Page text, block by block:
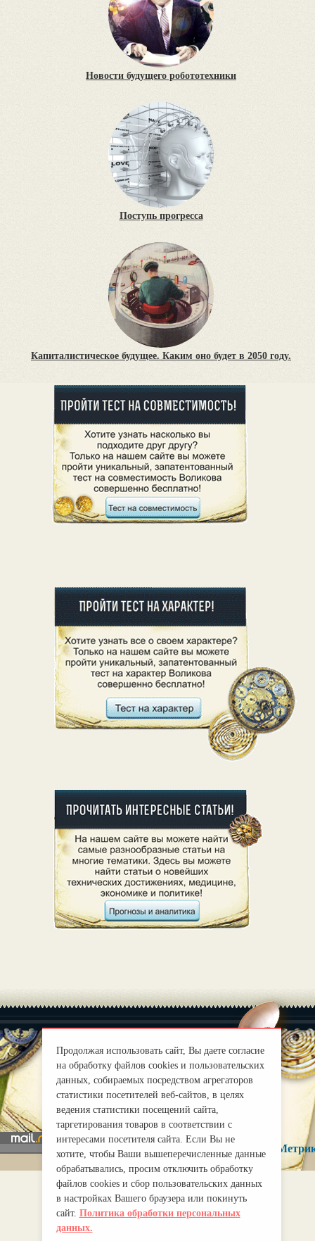
Новости будущего робототехники
Поступь прогресса
Капиталистическое будущее. Каким оно будет в 2050 году.
О нас |
Правила
mirprognoz@mail.ru
Продолжая использовать сайт, Вы даете согласие
на обработку файлов cookies и пользовательских
данных, собираемых посредством агрегаторов
статистики посетителей веб-сайтов, в целях
ведения статистики посещений сайта,
таргетирования товаров в соответствии с
интересами посетителя сайта. Если Вы не
хотите, чтобы Ваши вышеперечисленные данные
обрабатывались, просим отключить обработку
файлов cookies и сбор пользовательских данных
в настройках Вашего браузера или покинуть
сайт. Политика обработки персональных
данных.